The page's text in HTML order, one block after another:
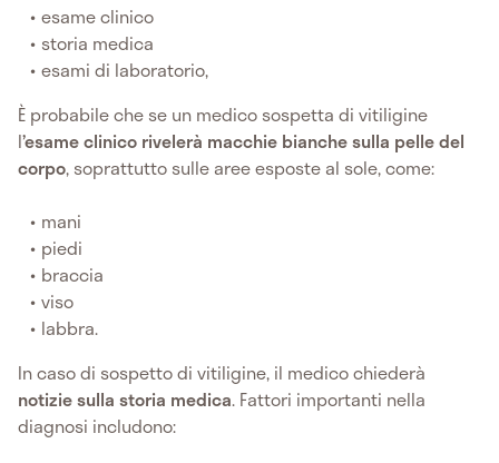
esame clinico
storia medica
esami di laboratorio,
È probabile che se un medico sospetta di vitiligine
l’esame clinico rivelerà macchie bianche sulla pelle del
corpo, soprattutto sulle aree esposte al sole, come:
mani
piedi
braccia
viso
labbra.
In caso di sospetto di vitiligine, il medico chiederà
notizie sulla storia medica. Fattori importanti nella
diagnosi includono: